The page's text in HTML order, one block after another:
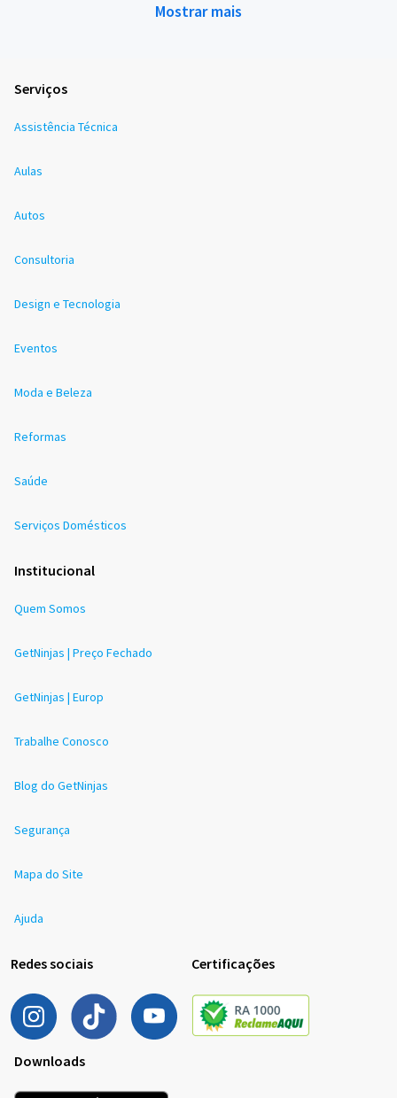
Mostrar mais
Serviços
Assistência Técnica
Aulas
Autos
Consultoria
Design e Tecnologia
Eventos
Moda e Beleza
Reformas
Saúde
Serviços Domésticos
Institucional
Quem Somos
GetNinjas | Preço Fechado
GetNinjas | Europ
Trabalhe Conosco
Blog do GetNinjas
Segurança
Mapa do Site
Ajuda
Redes sociais Certificações
Downloads